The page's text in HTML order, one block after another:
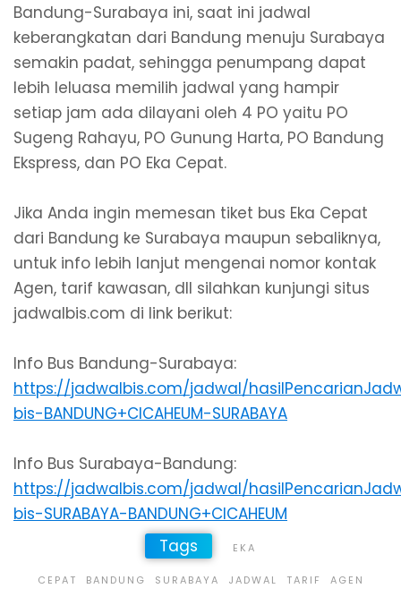
Bandung-Surabaya ini, saat ini jadwal
keberangkatan dari Bandung menuju Surabaya
semakin padat, sehingga penumpang dapat
lebih leluasa memilih jadwal yang hampir
setiap jam ada dilayani oleh 4 PO yaitu PO
Sugeng Rahayu, PO Gunung Harta, PO Bandung
Ekspress, dan PO Eka Cepat.
Jika Anda ingin memesan tiket bus Eka Cepat
dari Bandung ke Surabaya maupun sebaliknya,
untuk info lebih lanjut mengenai nomor kontak
Agen, tarif kawasan, dll silahkan kunjungi situs
jadwalbis.com di link berikut:
Info Bus Bandung-Surabaya:
https://jadwalbis.com/jadwal/
bis-BANDUNG+CICAHEUM-SURABAYA
Info Bus Surabaya-Bandung:
https://jadwalbis.com/jadwal/
bis-SURABAYA-BANDUNG+CICAHEUM
Tags
EKA
CEPAT BANDUNG SURABAYA JADWAL TARIF AGEN